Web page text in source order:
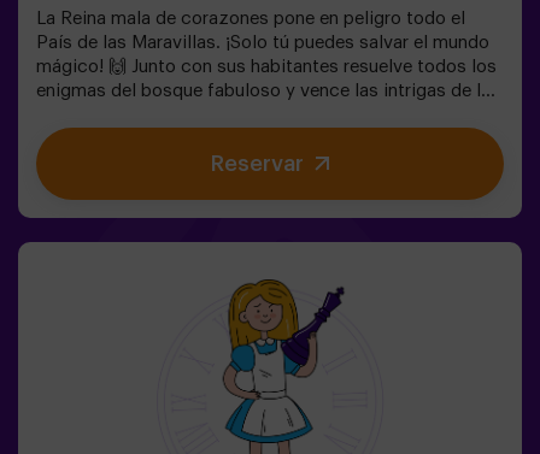
La Reina mala de corazones pone en peligro todo el
País de las Maravillas. ¡Solo tú puedes salvar el mundo
mágico! 🙌 Junto con sus habitantes resuelve todos los
enigmas del bosque fabuloso y vence las intrigas de la
cautivante de tu vida con Alicia y el conejo? 🐇Es un
juego de escape destinado para niños a partir de 6 años
también! Tenemos posibilidad de reservar un espacio
tendrán que entrar acompañados por al menos de un
adulto.⚠️ Existen pasos estrechos ⚠️🧩 Nivel de
Reservar